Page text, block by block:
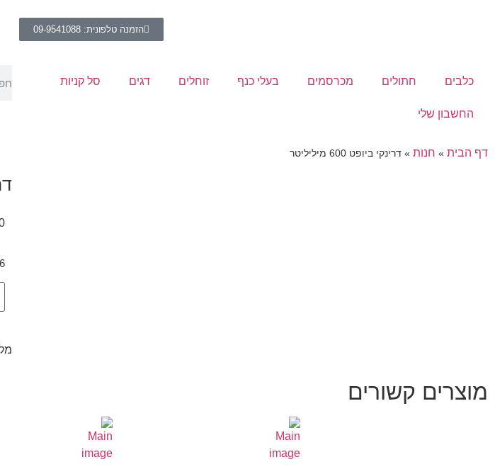
הזמנה טלפונית: 09-9541088
כלבים חתולים מכרסמים בעלי כנף זוחלים דגים סל קניות
החשבון שלי
דף הבית » חנות » דרינקי ביופט 600 מיליליטר
6 במלאי
מוצרים קשורים